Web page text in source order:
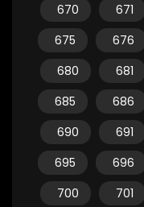
670
671
675
676
680
681
685
686
690
691
695
696
700
701